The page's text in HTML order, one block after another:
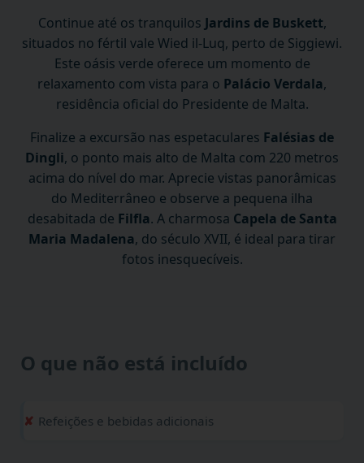
Continue até os tranquilos Jardins de Buskett,
situados no fértil vale Wied il-Luq, perto de Siggiewi.
Este oásis verde oferece um momento de
relaxamento com vista para o Palácio Verdala,
residência oficial do Presidente de Malta.
Finalize a excursão nas espetaculares Falésias de
Dingli, o ponto mais alto de Malta com 220 metros
acima do nível do mar. Aprecie vistas panorâmicas
do Mediterrâneo e observe a pequena ilha
desabitada de Filfla. A charmosa Capela de Santa
Maria Madalena, do século XVII, é ideal para tirar
fotos inesquecíveis.
O que não está incluído
Refeições e bebidas adicionais